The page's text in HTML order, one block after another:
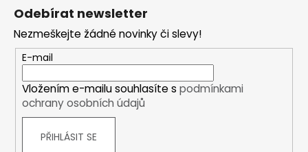
Odebírat newsletter
Nezmeškejte žádné novinky či slevy!
E-mail
Vložením e-mailu souhlasíte s podmínkami
ochrany osobních údajů
PŘIHLÁSIT SE